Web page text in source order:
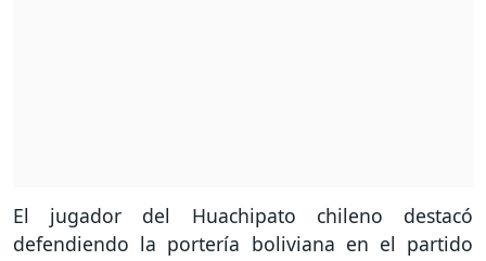
El jugador del Huachipato chileno destacó
defendiendo la portería boliviana en el partido